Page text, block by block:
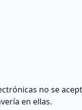
no se
en ellas.